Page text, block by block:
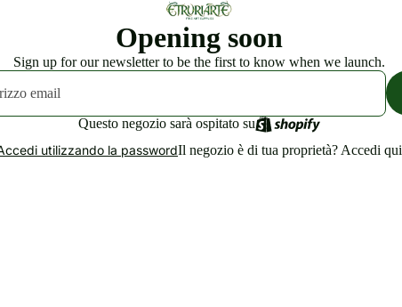
Opening soon
Sign up for our newsletter to be the first to know when we launch.
Questo negozio sarà ospitato su
utilizzando la passwordIl negozio è di tua proprietà? Accedi qui